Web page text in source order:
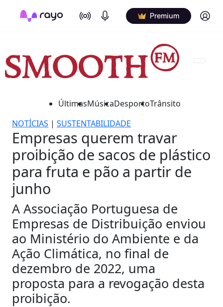
On Air Podcasts Premium Log in
ÚltimasMúsicaDesportoTrânsito
NOTÍCIAS | SUSTENTABILIDADE
Empresas querem travar
proibição de sacos de plástico
para fruta e pão a partir de
junho
A Associação Portuguesa de
Empresas de Distribuição enviou
ao Ministério do Ambiente e da
Ação Climática, no final de
dezembro de 2022, uma
proposta para a revogação desta
proibição.